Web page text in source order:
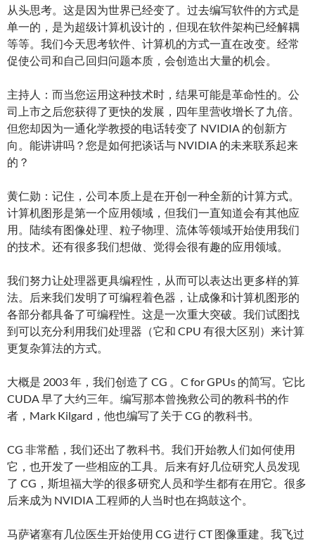
从头思考。这是因为世界已经变了。过去编写软件的方式是
单一的，是为超级计算机设计的，但现在软件架构已经解耦
等等。我们今天思考软件、计算机的方式一直在改变。经常
促使公司和自己回归问题本质，会创造出大量的机会。
主持人：而当您运用这种技术时，结果可能是革命性的。公
司上市之后您获得了更快的发展，四年里营收增长了九倍。
但您却因为一通化学教授的电话转变了 NVIDIA 的创新方
向。能讲讲吗？您是如何把谈话与 NVIDIA 的未来联系起来
的？
黄仁勋：记住，公司本质上是在开创一种全新的计算方式。
计算机图形是第一个应用领域，但我们一直知道会有其他应
用。陆续有图像处理、粒子物理、流体等领域开始使用我们
的技术。还有很多我们想做、觉得会很有趣的应用领域。
我们努力让处理器更具编程性，从而可以表达出更多样的算
法。后来我们发明了可编程着色器，让成像和计算机图形的
各部分都具备了可编程性。这是一次重大突破。我们试图找
到可以充分利用我们处理器（它和 CPU 有很大区别）来计算
更复杂算法的方式。
大概是 2003 年，我们创造了 CG 。C for GPUs 的简写。它比
CUDA 早了大约三年。编写那本曾挽救公司的教科书的作
者，Mark Kilgard，他也编写了关于 CG 的教科书。
CG 非常酷，我们还出了教科书。我们开始教人们如何使用
它，也开发了一些相应的工具。后来有好几位研究人员发现
了 CG，斯坦福大学的很多研究人员和学生都有在用它。很多
后来成为 NVIDIA 工程师的人当时也在捣鼓这个。
马萨诸塞有几位医生开始使用 CG 进行 CT 图像重建。我飞过